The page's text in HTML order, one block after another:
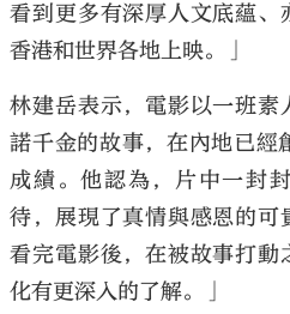
看到更多有深厚人文底蘊、
香港和世界各地上映。」
林建岳表示，電影以一班素
諾千金的故事，在內地已經
成績。他認為，片中一封
待，展現了真情與感恩的可
看完電影後，在被故事打動
化有更深入的了解。」